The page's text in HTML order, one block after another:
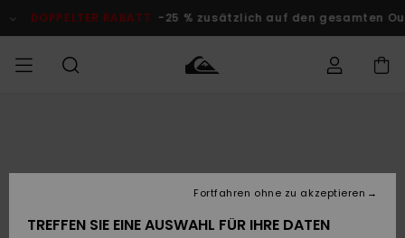
Produktinformation
DOPPELTER RABATT -25 % zusätzlich auf den gesamten
Accessoires
JUNGEN
Accessoires
FRAUEN
Brandneu
Kinder
Kinder
KINDER
Versand
TREFFEN SIE EINE AUSWAHL FÜR IHRE DATEN
Fortfahren ohne zu akzeptieren